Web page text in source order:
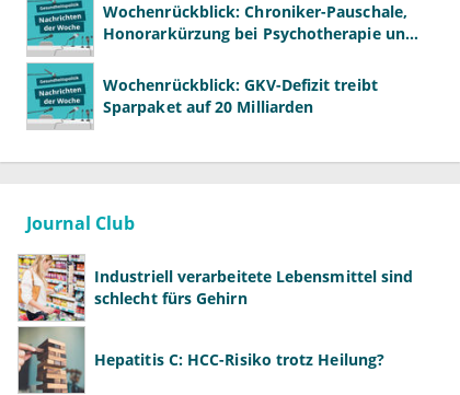
Wochenrückblick: Chroniker-Pauschale,
Honorarkürzung bei Psychotherapie und
Wochenrückblick: GKV-Defizit treibt
Sparpaket auf 20 Milliarden
Journal Club
Industriell verarbeitete Lebensmittel sind
schlecht fürs Gehirn
Hepatitis C: HCC-Risiko trotz Heilung?